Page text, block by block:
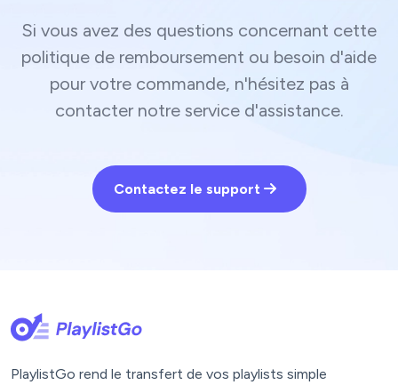
Si vous avez des questions concernant cette
politique de remboursement ou besoin d'aide
pour votre commande, n'hésitez pas à
contacter notre service d'assistance.
Contactez le support
PlaylistGo rend le transfert de vos playlists simple